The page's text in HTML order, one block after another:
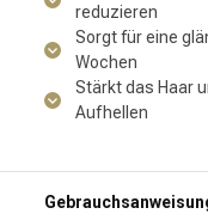
reduzieren
Sorgt für eine
Wochen
Stärkt das Haar
Aufhellen